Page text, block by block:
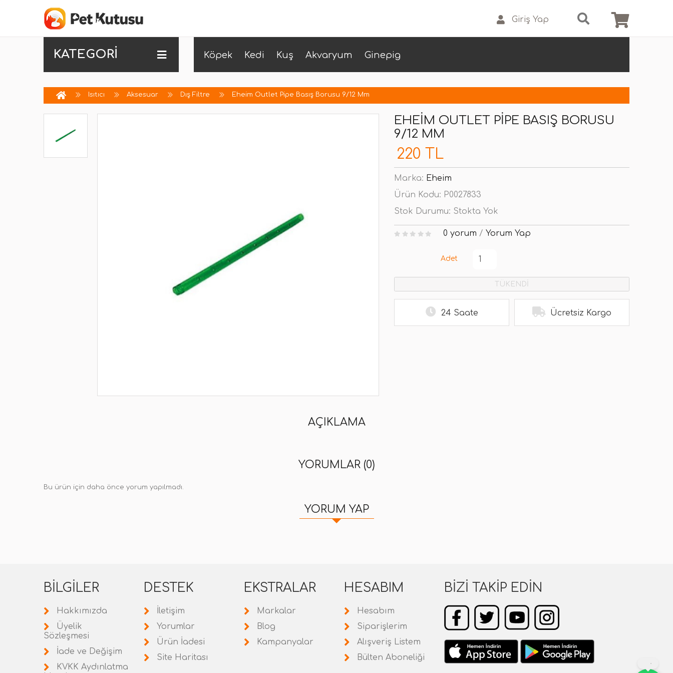
Giriş Yap
KATEGORİ Köpek Kedi Kuş Akvaryum Ginepig
Isıtıcı Aksesuar Dış Filtre Eheim Outlet Pipe Basış Borusu 9/12 Mm
EHEIM OUTLET PIPE BASIŞ BORUSU
9/12 MM
220 TL
Marka: Eheim
Ürün Kodu: P0027833
Stok Durumu: Stokta Yok
0 yorum / Yorum Yap
Adet
TÜKENDİ
24 Saate Ücretsiz Kargo
AÇIKLAMA
YORUMLAR (0)
Bu ürün için daha önce yorum yapılmadı.
YORUM YAP
BILGILER
Hakkımızda
Üyelik
Sözleşmesi
İade ve Değişim
KVKK Aydınlatma
DESTEK
İletişim
Yorumlar
Ürün İadesi
Site Haritası
EKSTRALAR
Markalar
Blog
Kampanyalar
HESABIM
Hesabım
Siparişlerim
Alışveriş Listem
Bülten Aboneliği
BIZI TAKIP EDIN